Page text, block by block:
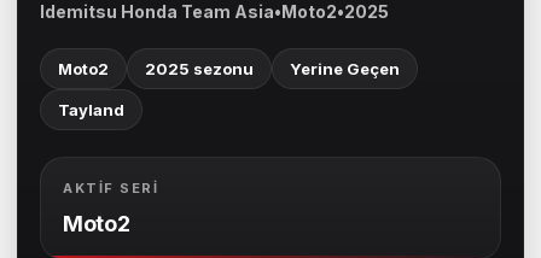
Idemitsu Honda Team Asia•Moto2•2025
Moto2 2025 sezonu Yerine Geçen
Tayland
AKTIF SERI
Moto2